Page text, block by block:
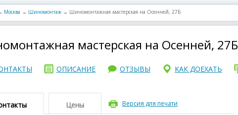
Москва → Шиномонтаж → Шиномонтажная мастерская на Осенней, 27Б
мастерская на Осенней, 27Б
ОПИСАНИЕ ОТЗЫВЫ КАК ДОЕХАТЬ
Цены Версия для печати